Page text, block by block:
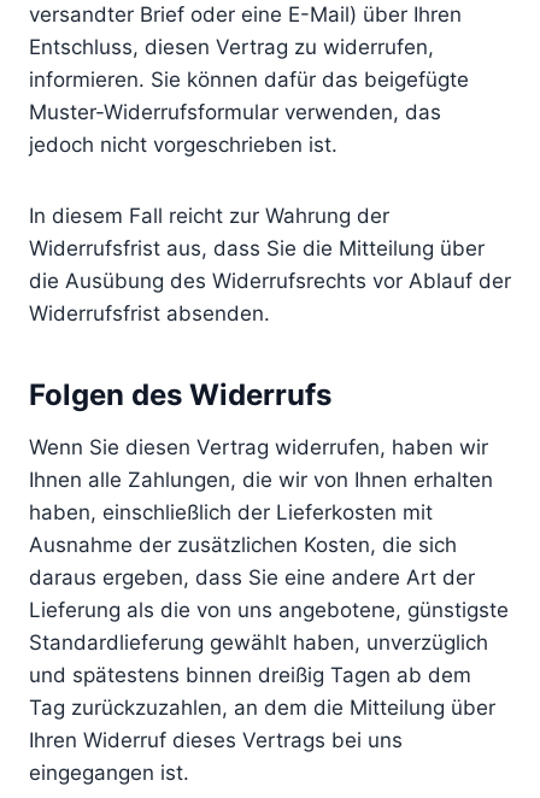
versandter Brief oder eine E-Mail) über Ihren
Entschluss, diesen Vertrag zu widerrufen,
informieren. Sie können dafür das beigefügte
Muster-Widerrufsformular verwenden, das
jedoch nicht vorgeschrieben ist.
In diesem Fall reicht zur Wahrung der
Widerrufsfrist aus, dass Sie die Mitteilung über
die Ausübung des Widerrufsrechts vor Ablauf der
Widerrufsfrist absenden.
Folgen des Widerrufs
Wenn Sie diesen Vertrag widerrufen, haben wir
Ihnen alle Zahlungen, die wir von Ihnen erhalten
haben, einschließlich der Lieferkosten mit
Ausnahme der zusätzlichen Kosten, die sich
daraus ergeben, dass Sie eine andere Art der
Lieferung als die von uns angebotene, günstigste
Standardlieferung gewählt haben, unverzüglich
und spätestens binnen dreißig Tagen ab dem
Tag zurückzuzahlen, an dem die Mitteilung über
Ihren Widerruf dieses Vertrags bei uns
eingegangen ist.